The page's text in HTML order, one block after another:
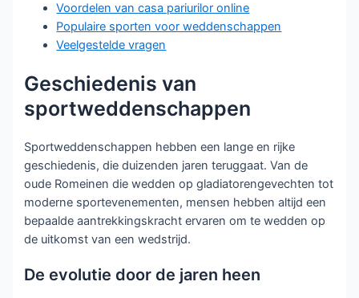
Voordelen van casa pariurilor online
Populaire sporten voor weddenschappen
Veelgestelde vragen
Geschiedenis van
sportweddenschappen
Sportweddenschappen hebben een lange en rijke
geschiedenis, die duizenden jaren teruggaat. Van de
oude Romeinen die wedden op gladiatorengevechten tot
moderne sportevenementen, mensen hebben altijd een
bepaalde aantrekkingskracht ervaren om te wedden op
de uitkomst van een wedstrijd.
De evolutie door de jaren heen